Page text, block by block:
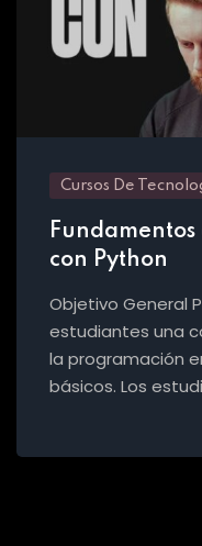
Cursos De
con Python
Objetivo General
estudiantes una
la programación
básicos. Los